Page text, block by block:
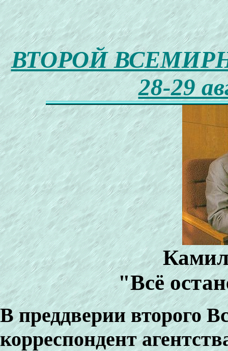
ВТОРОЙ
28-29
"Всё
В преддверии второго
корреспондент